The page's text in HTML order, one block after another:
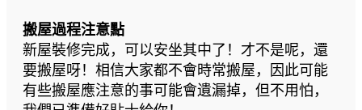
搬屋過程注意點
新屋裝修完成，可以安坐其中了！才不是呢，還
要搬屋呀！相信大家都不會時常搬屋，因此可能
有些搬屋應注意的事可能會遺漏掉，但不用怕，